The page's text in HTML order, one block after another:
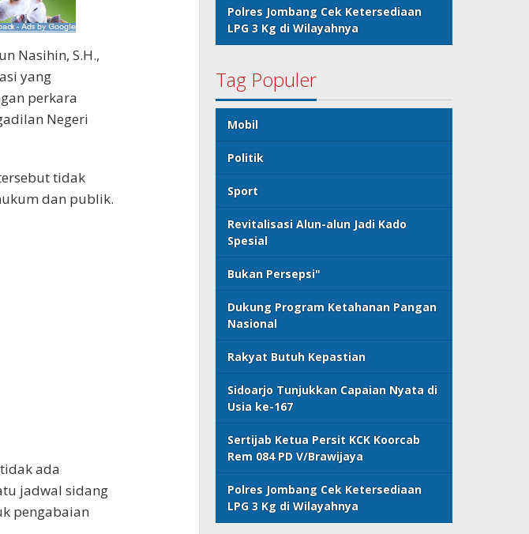
Nasihin, S.H.,
yang
perkara
Negeri
tidak
dan publik.
ada
jadwal sidang
pengabaian
Polres Jombang Cek Ketersediaan
LPG 3 Kg di Wilayahnya
Tag Populer
Mobil
Politik
Sport
Revitalisasi Alun-alun Jadi Kado
Spesial
Bukan Persepsi"
Dukung Program Ketahanan Pangan
Nasional
Rakyat Butuh Kepastian
Sidoarjo Tunjukkan Capaian Nyata di
Usia ke-167
Sertijab Ketua Persit KCK Koorcab
Rem 084 PD V/Brawijaya
Polres Jombang Cek Ketersediaan
LPG 3 Kg di Wilayahnya